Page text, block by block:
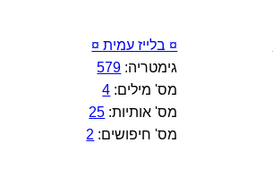
¤ בלייז עמית ¤
גימטריה: 579
מס' מילים: 4
מס' אותיות: 25
מס' חיפושים: 2